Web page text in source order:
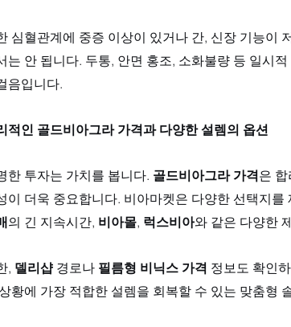
심혈관계에 중증 이상이 있거나 간, 신장 기능이
는 안 됩니다. 두통, 안면 홍조, 소화불량 등 일시
음입니다.
적인 골드비아그라 가격과 다양한 설렘의 옵션
한 투자는 가치를 봅니다. 골드비아그라 가격은
이 더욱 중요합니다. 비아마켓은 다양한 선택지를
의 긴 지속시간, 비아몰, 럭스비아와 같은 다양한
, 델리샵 경로나 필름형 비닉스 가격 정보도 확인
황에 가장 적합한 설렘을 회복할 수 있는 맞춤형